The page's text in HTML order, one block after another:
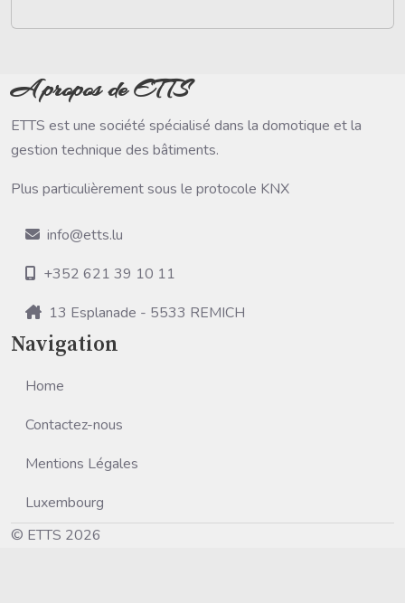
A propos de ETTS
ETTS est une société spécialisé dans la domotique et la
gestion technique des bâtiments.
Plus particulièrement sous le protocole KNX
info@etts.lu
+352 621 39 10 11
13 Esplanade - 5533 REMICH
Navigation
Home
Contactez-nous
Mentions Légales
Luxembourg
© ETTS 2026